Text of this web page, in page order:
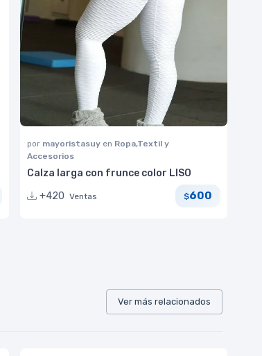
por mayoristasuy en Ropa,Textil y
Accesorios
Calza larga con frunce color LISO
+420 Ventas $600
Ver más relacionados